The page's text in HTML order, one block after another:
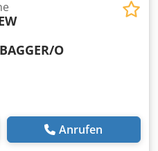
O
Anrufen